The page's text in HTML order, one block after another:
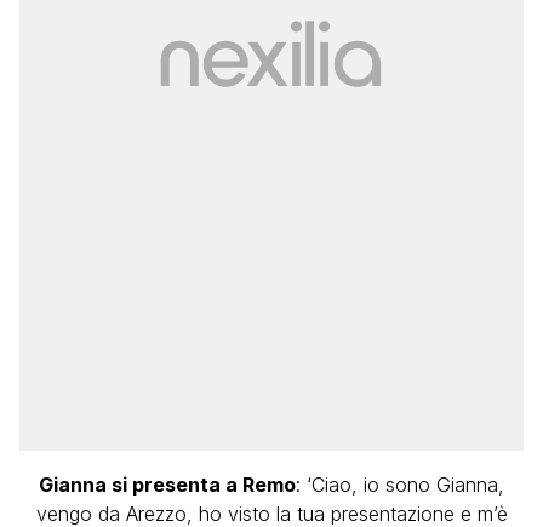
Gianna si presenta a Remo: ‘Ciao, io sono Gianna,
vengo da Arezzo, ho visto la tua presentazione e m’è